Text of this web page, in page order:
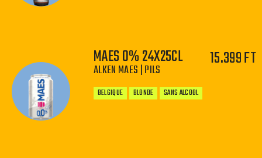
− +
MAES 0% 24X25CL
ALKEN MAES | PILS
15.399 FT
BELGIQUE BLONDE SANS ALCOOL